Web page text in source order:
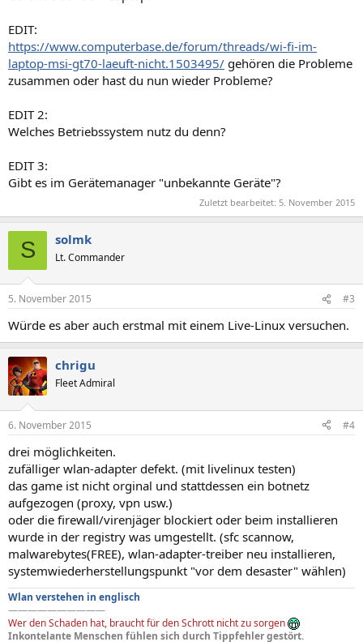
EDIT:
https://www.computerbase.de/forum/threads/wi-fi-im-
laptop-msi-gt70-laeuft-nicht.1503495/ gehören die Probleme
zusammen oder hast du nun wieder Probleme?
EDIT 2:
Welches Betriebssystem nutz du denn?
EDIT 3:
Gibt es im Gerätemanager "unbekannte Geräte"?
Zuletzt bearbeitet: 5. November 2015
S solmk
Lt. Commander
5. November 2015 #3
Würde es aber auch erstmal mit einem Live-Linux versuchen.
chrigu
Fleet Admiral
6. November 2015 #4
drei möglichkeiten.
zufälliger wlan-adapter defekt. (mit livelinux testen)
das game ist nicht orginal und stattdessen ein botnetz
aufgezogen (proxy, vpn usw.)
oder die firewall/virenjäger blockiert oder beim installieren
wurde in der registry was umgestellt. (sfc scannow,
malwarebytes(FREE), wlan-adapter-treiber neu installieren,
systemwiederherstellungspunkt "vor dem desaster" wählen)
Wlan verstehen in englisch
——————————
Wer den Schaden hat, braucht für den Schrott nicht zu sorgen
Inkontelante Menschen fühlen sich durch Tippfehler gestört.